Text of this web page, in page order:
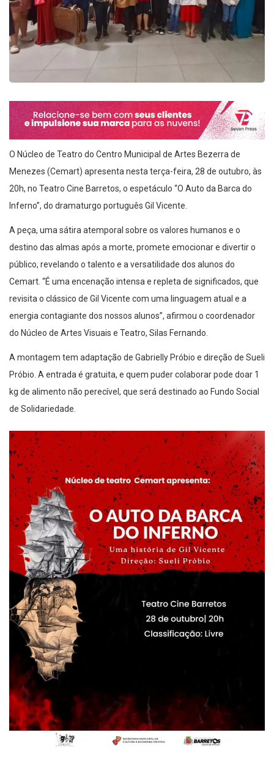
O Núcleo de Teatro do Centro Municipal de Artes Bezerra de
Menezes (Cemart) apresenta nesta terça-feira, 28 de outubro, às
20h, no Teatro Cine Barretos, o espetáculo “O Auto da Barca do
Inferno”, do dramaturgo português Gil Vicente.
A peça, uma sátira atemporal sobre os valores humanos e o
destino das almas após a morte, promete emocionar e divertir o
público, revelando o talento e a versatilidade dos alunos do
Cemart. “É uma encenação intensa e repleta de significados, que
revisita o clássico de Gil Vicente com uma linguagem atual e a
energia contagiante dos nossos alunos”, afirmou o coordenador
do Núcleo de Artes Visuais e Teatro, Silas Fernando.
A montagem tem adaptação de Gabrielly Próbio e direção de Sueli
Próbio. A entrada é gratuita, e quem puder colaborar pode doar 1
kg de alimento não perecível, que será destinado ao Fundo Social
de Solidariedade.